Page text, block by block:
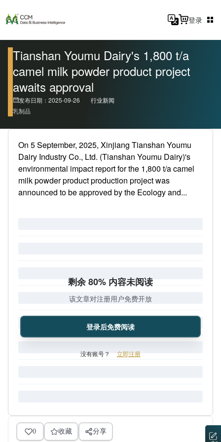
登录
Tianshan Youmu Dairy's 1,800 t/a
camel milk powder product project
awaits approval
发布日期：2025-09-26
行业新闻
乳制品
On 5 September, 2025, Xinjiang Tianshan Youmu
Dairy Industry Co., Ltd. (Tianshan Youmu Dairy)'s
environmental impact report for the 1,800 t/a camel
milk powder product production project was
announced to be approved by the Ecology and...
剩余 80% 内容未阅读
该文章对注册用户免费开放
登录后免费阅读
没有账号？ 立即注册
0 收藏 分享